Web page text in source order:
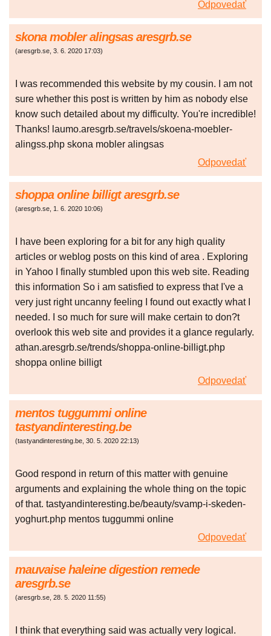
Odpovedať
skona mobler alingsas aresgrb.se
(aresgrb.se 3. 6. 2020 17:03)
I was recommended this website by my cousin. I am not
sure whether this post is written by him as nobody else
know such detailed about my difficulty. You're incredible!
Thanks! laumo.aresgrb.se/travels/skoena-moebler-
alingss.php skona mobler alingsas
Odpovedať
shoppa online billigt aresgrb.se
(aresgrb.se 1. 6. 2020 10:06)
I have been exploring for a bit for any high quality
articles or weblog posts on this kind of area . Exploring
in Yahoo I finally stumbled upon this web site. Reading
this information So i am satisfied to express that I've a
very just right uncanny feeling I found out exactly what I
needed. I so much for sure will make certain to don?t
overlook this web site and provides it a glance regularly.
athan.aresgrb.se/trends/shoppa-online-billigt.php
shoppa online billigt
Odpovedať
mentos tuggummi online
tastyandinteresting.be
(tastyandinteresting.be 30. 5. 2020 22:13)
Good respond in return of this matter with genuine
arguments and explaining the whole thing on the topic
of that. tastyandinteresting.be/beauty/svamp-i-skeden-
yoghurt.php mentos tuggummi online
Odpovedať
mauvaise haleine digestion remede
aresgrb.se
(aresgrb.se 28. 5. 2020 11:55)
I think that everything said was actually very logical.